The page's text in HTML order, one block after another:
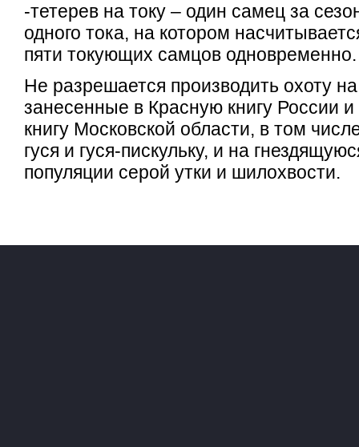
-тетерев на току – один самец за
одного тока, на котором
пяти токующих самцов одновременно.
Не разрешается производить охоту
занесенные в Красную книгу России
книгу Московской области, в том
гуся и гуся-пискульку, и на
популяции серой утки и шилохвости.